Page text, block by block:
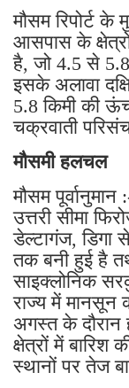
मौसम रिपोर्ट के
आसपास के
है, जो 4.5 से
इसके अलावा
5.8 किमी की
चक्रवाती
मौसमी हलचल
मौसम
उत्तरी सीमा
डेल्टागंज, डिगा से
तक बनी हुई है
साइक्लोनिक
राज्य में मानसून
अगस्त के
क्षेत्रों में
स्थानों पर तेज